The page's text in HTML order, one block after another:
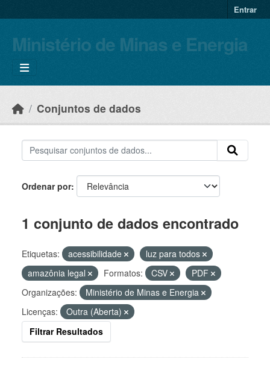
Entrar
Ministério de Minas e Energia
Conjuntos de dados
Ordenar por
1 conjunto de dados encontrado
Etiquetas: acessibilidade
luz para todos
amazônia legal
Formatos: CSV
PDF
Organizações:
Ministério de Minas e Energia
Licenças:
Outra (Aberta)
Filtrar Resultados